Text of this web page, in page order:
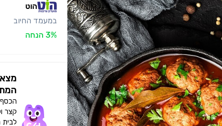
הוט
במעמד החיוב
3% הנחה
הכסף
קצר